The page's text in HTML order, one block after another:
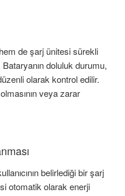
de şarj ünitesi sürekli
doluluk durumu,
olarak kontrol edilir.
veya zarar
belirlediği bir şarj
otomatik olarak enerji